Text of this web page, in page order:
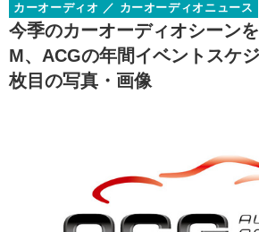
プロショップ検索
カーオーディオニュース
その他
カスタマイズ特集記事 カス
カスタマイズニュース
カーグッズ
カーグッズ特集記事 カ
カーグッズニュース
自動車
今季のカーオーディオシーン
M、ACGの年間イベントスケ
枚目の写真・画像
カーオーディオ カーオーディオニュース